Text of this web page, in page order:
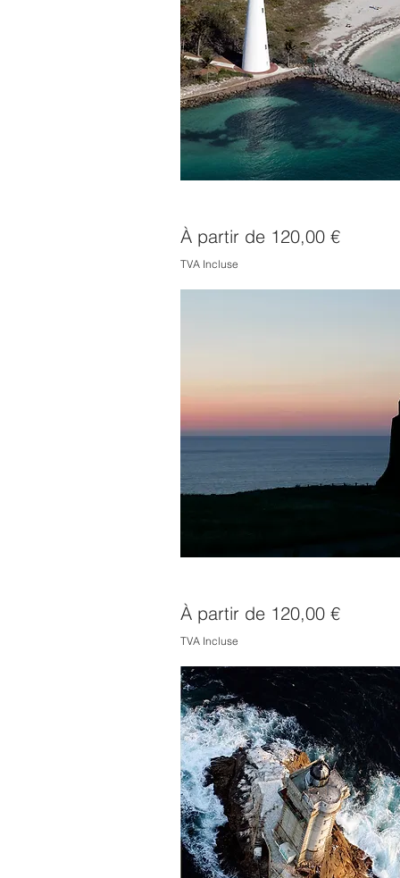
À partir de 120,00 €
Prix promotionnel
TVA Incluse
À partir de 120,00 €
Prix promotionnel
TVA Incluse